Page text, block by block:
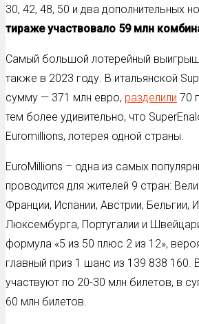
30, 42, 48, 50 и два дополнительных
тираже участвовало 59 млн
Самый большой лотерейный
также в 2023 году. В итальянской
сумму — 371 млн евро, разделили 70
тем более удивительно, что
Euromillions, лотерея одной страны.
EuroMillions – одна из самых
проводится для жителей 9 стран:
Франции, Испании, Австрии, Бельгии,
Люксембурга, Португалии и
формула «5 из 50 плюс 2 из 12»,
главный приз 1 шанс из 139 838
участвуют по 20-30 млн билетов, в
60 млн билетов.